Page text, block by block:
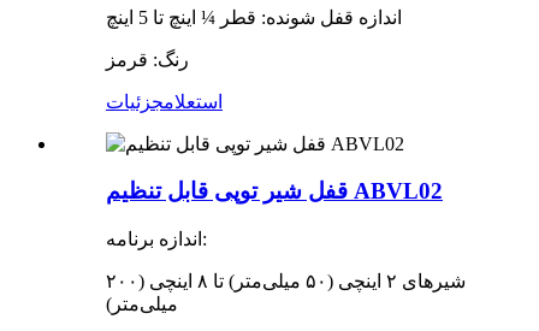
اندازه قفل شونده: قطر ¼ اینچ تا 5 اینچ
رنگ: قرمز
استعلامجزئیات
قفل شیر توپی قابل تنظیم ABVL02
اندازه برنامه:
شیرهای ۲ اینچی (۵۰ میلی‌متر) تا ۸ اینچی (۲۰۰
میلی‌متر)